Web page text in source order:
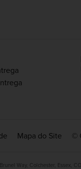
Mapa do Site ©
Way, Colchester, Essex,